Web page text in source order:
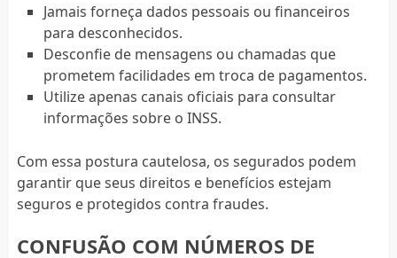
Jamais forneça dados pessoais ou financeiros
para desconhecidos.
Desconfie de mensagens ou chamadas que
prometem facilidades em troca de pagamentos.
Utilize apenas canais oficiais para consultar
informações sobre o INSS.
Com essa postura cautelosa, os segurados podem
garantir que seus direitos e benefícios estejam
seguros e protegidos contra fraudes.
CONFUSÃO COM NÚMEROS DE